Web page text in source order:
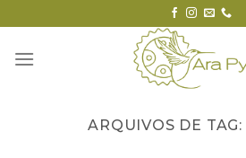
to
content
ARQUIVOS DE TAG: